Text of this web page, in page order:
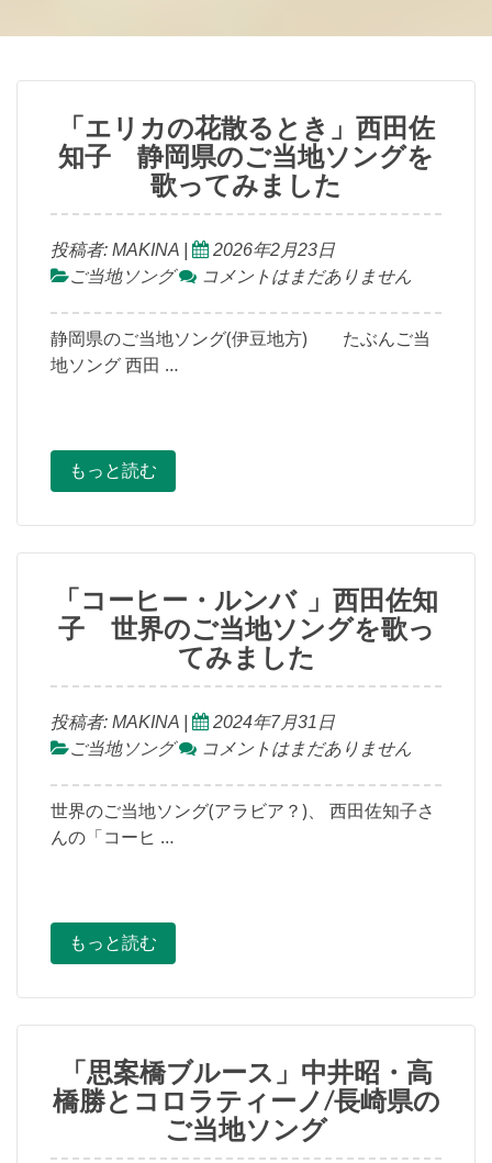
「エリカの花散るとき」西田佐
知子 静岡県のご当地ソングを
歌ってみました
投稿者: MAKINA
2026年2月23日
ご当地ソング
コメントはまだありません
静岡県のご当地ソング(伊豆地方) たぶんご当
地ソング 西田 …
もっと読む
「コーヒー・ルンバ 」西田佐知
子 世界のご当地ソングを歌っ
てみました
投稿者: MAKINA
2024年7月31日
ご当地ソング
コメントはまだありません
世界のご当地ソング(アラビア？)、 西田佐知子さ
んの「コーヒ …
もっと読む
「思案橋ブルース」中井昭・高
橋勝とコロラティーノ/長崎県の
ご当地ソング